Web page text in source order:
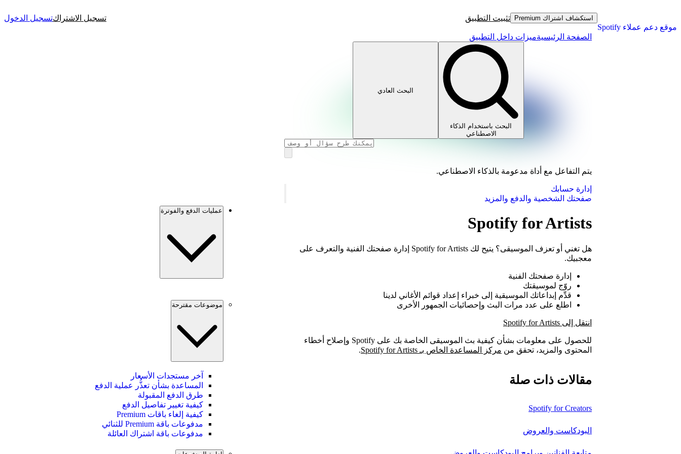
موقع دعم عملاء Spotify
استكشاف اشتراك Premium تثبيت التطبيق تسجيل الاشتراكتسجيل الدخول
الصفحة الرئيسيةميزات داخل التطبيق
البحث باستخدام الذكاء
الاصطناعي
البحث العادي
يتم التفاعل مع أداة مدعومة بالذكاء الاصطناعي.
إدارة حسابك
صفحتك الشخصية والدفع والمزيد
Spotify for Artists
هل تغني أو تعزف الموسيقى؟ يتيح لك Spotify for Artists إدارة صفحتك الفنية والتعرف على
معجبيك.
إدارة صفحتك الفنية
روّج لموسيقتك
قدِّم إبداعاتك الموسيقية إلى خبراء إعداد قوائم الأغاني لدينا
اطلع على عدد مرات البث وإحصائيات الجمهور الأخرى
انتقل إلى Spotify for Artists
للحصول على معلومات بشأن كيفية بث الموسيقى الخاصة بك على Spotify وإصلاح أخطاء
المحتوى والمزيد، تحقق من مركز المساعدة الخاص بـ Spotify for Artists .
مقالات ذات صلة
Spotify for Creators
البودكاست والعروض
عمليات الدفع والفوترة
موضوعات مقترحة
آخر مستجدات الأسعار
المساعدة بشأن تعذُّر عملية الدفع
طرق الدفع المقبولة
كيفية تغيير تفاصيل الدفع
كيفية إلغاء باقات Premium
مدفوعات باقة Premium للثنائي
مدفوعات باقة اشتراك العائلة